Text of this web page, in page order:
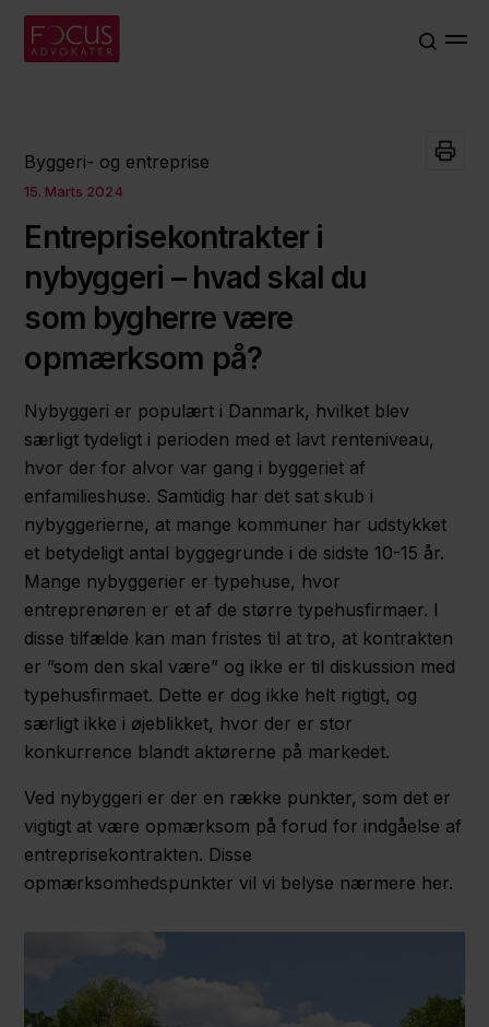
Byggeri- og entreprise
15. Marts 2024
Entreprisekontrakter i
nybyggeri – hvad skal du
som bygherre være
opmærksom på?
Nybyggeri er populært i Danmark, hvilket blev
særligt tydeligt i perioden med et lavt renteniveau,
hvor der for alvor var gang i byggeriet af
enfamilieshuse. Samtidig har det sat skub i
nybyggerierne, at mange kommuner har udstykket
et betydeligt antal byggegrunde i de sidste 10-15 år.
Mange nybyggerier er typehuse, hvor
entreprenøren er et af de større typehusfirmaer. I
disse tilfælde kan man fristes til at tro, at kontrakten
er ”som den skal være” og ikke er til diskussion med
typehusfirmaet. Dette er dog ikke helt rigtigt, og
særligt ikke i øjeblikket, hvor der er stor
konkurrence blandt aktørerne på markedet.
Ved nybyggeri er der en række punkter, som det er
vigtigt at være opmærksom på forud for indgåelse af
entreprisekontrakten. Disse
opmærksomhedspunkter vil vi belyse nærmere her.